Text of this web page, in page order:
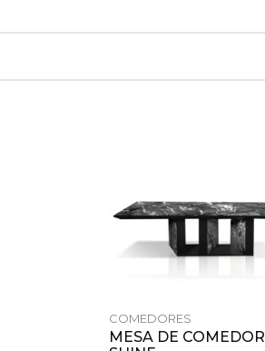
COMEDORES
MESA DE COMEDOR